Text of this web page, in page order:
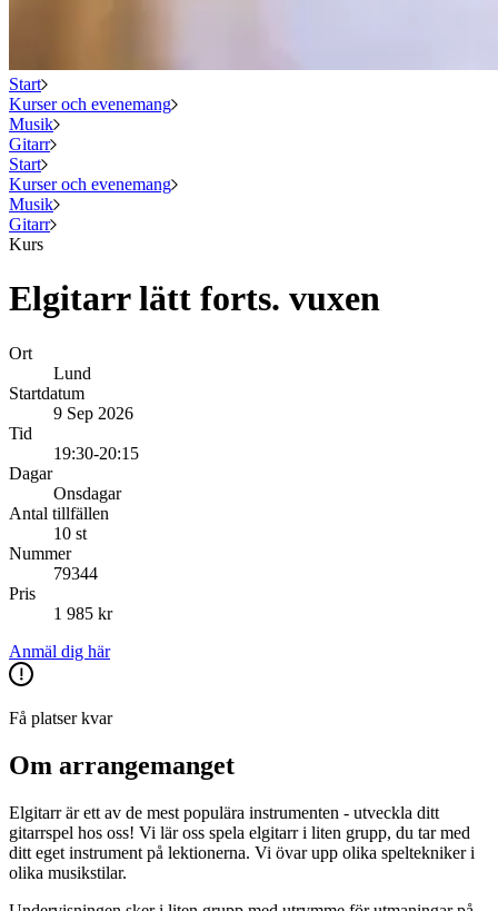
Start
Kurser och evenemang
Musik
Gitarr
Start
Kurser och evenemang
Musik
Gitarr
Kurs
Elgitarr lätt forts. vuxen
Ort
Lund
Startdatum
9 Sep 2026
Tid
19:30-20:15
Dagar
Onsdagar
Antal tillfällen
10 st
Nummer
79344
Pris
1 985 kr
Anmäl dig här
Få platser kvar
Om arrangemanget
Elgitarr är ett av de mest populära instrumenten - utveckla ditt
gitarrspel hos oss! Vi lär oss spela elgitarr i liten grupp, du tar med
ditt eget instrument på lektionerna. Vi övar upp olika speltekniker i
olika musikstilar.